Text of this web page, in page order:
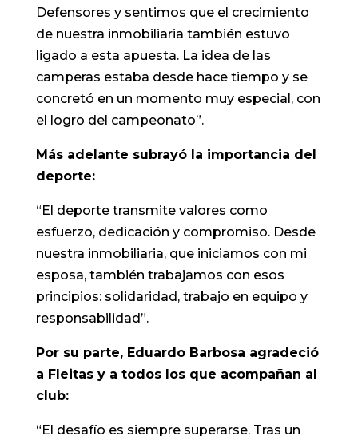
Defensores y sentimos que el crecimiento
de nuestra inmobiliaria también estuvo
ligado a esta apuesta. La idea de las
camperas estaba desde hace tiempo y se
concretó en un momento muy especial, con
el logro del campeonato”.
Más adelante subrayó la importancia del
deporte:
“El deporte transmite valores como
esfuerzo, dedicación y compromiso. Desde
nuestra inmobiliaria, que iniciamos con mi
esposa, también trabajamos con esos
principios: solidaridad, trabajo en equipo y
responsabilidad”.
Por su parte, Eduardo Barbosa agradeció
a Fleitas y a todos los que acompañan al
club:
“El desafío es siempre superarse. Tras un